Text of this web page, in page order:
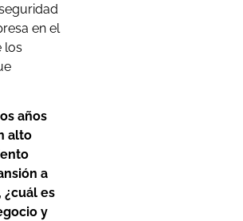
en el
los
años
alto
ón a
, ¿cuál es
y